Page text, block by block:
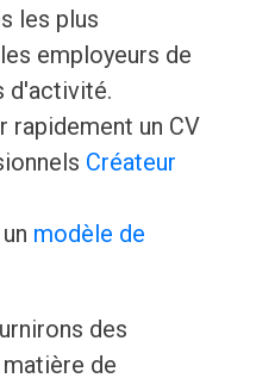
les plus
employeurs de
d'activité.
rapidement un CV
Créateur
modèle de
des
de